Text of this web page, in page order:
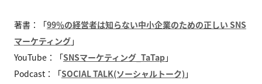
著書：「99％の経営者は知らない中小企業のための正しい SNS
マーケティング」
YouTube：「SNSマーケティング_TaTap」
Podcast：「SOCIAL TALK(ソーシャルトーク) 」